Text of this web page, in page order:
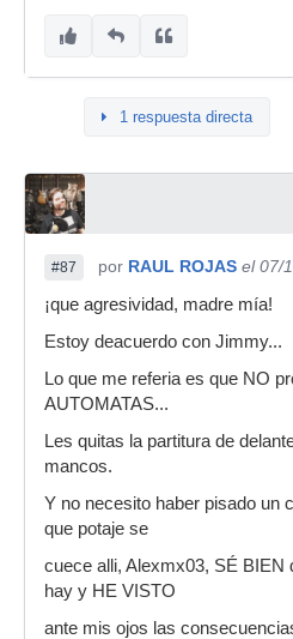
1 respuesta directa
#87 por RAUL ROJAS el 07/
¡que agresividad, madre mía!
Estoy deacuerdo con Jimmy...
Lo que me referia es que NO
AUTOMATAS...
Les quitas la partitura de
mancos.
Y no necesito haber pisado un
que potaje se
cuece alli, Alexmx03, SÉ BIEN
hay y HE VISTO
ante mis ojos las